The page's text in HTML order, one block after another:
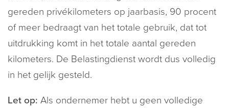
gereden privékilometers op jaarbasis, 90 procent
of meer bedraagt van het totale gebruik, dat tot
uitdrukking komt in het totale aantal gereden
kilometers. De Belastingdienst wordt dus volledig
in het gelijk gesteld.
Let op: Als ondernemer hebt u geen volledige